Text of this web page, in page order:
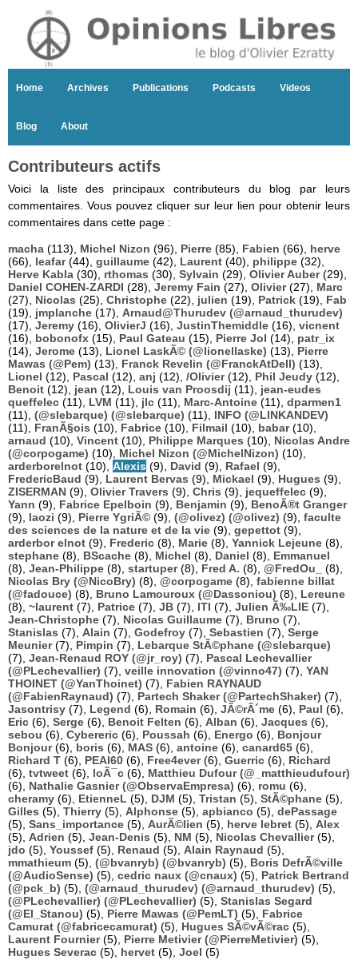
Home Archives Publications Podcasts Videos
Blog About
Contributeurs actifs
Voici la liste des principaux contributeurs du blog par leurs
commentaires. Vous pouvez cliquer sur leur lien pour obtenir leurs
commentaires dans cette page :
macha (113), Michel Nizon (96), Pierre (85), Fabien (66), herve
(66), leafar(44), guillaume (42), Laurent (40), philippe (32),
Herve Kabla (30), rthomas (30), Sylvain (29), Olivier Auber(29),
Daniel COHEN-ZARDI (28), Jeremy Fain (27), Olivier(27), Marc
(27), Nicolas (25), Christophe (22), julien (19), Patrick (19), Fab
(19), jmplanche (17), Arnaud@Thurudev (@arnaud_thurudev)
(17), Jeremy (16), OlivierJ (16), JustinThemiddle (16), vicnent
(16), bobonofx (15), Paul Gateau (15), Pierre Jol (14), patr_ix
(14), Jerome (13), Lionel LaskÃ© (@lionellaske) (13), Pierre
Mawas (@Pem) (13), Franck Revelin (@FranckAtDell) (13),
Lionel (12), Pascal (12), anj (12), /Olivier(12), Phil Jeudy (12),
Benoit (12), jean (12), Louis van Proosdij (11), jean-eudes
queffelec (11), LVM (11), jlc (11), Marc-Antoine (11), dparmen1
(11), (@slebarque) (@slebarque) (11), INFO (@LINKANDEV)
(11), FranÃ§ois (10), Fabrice (10), Filmail (10), babar(10),
arnaud (10), Vincent (10), Philippe Marques (10), Nicolas Andre
(@corpogame) (10), Michel Nizon (@MichelNizon) (10),
arderborelnot (10), Alexis (9), David (9), Rafael (9),
FredericBaud (9), Laurent Bervas (9), Mickael (9), Hugues (9),
ZISERMAN (9), Olivier Travers (9), Chris (9), jequeffelec (9),
Yann (9), Fabrice Epelboin (9), Benjamin (9), BenoÃ®t Granger
(9), laozi (9), Pierre YgriÃ© (9), (@olivez) (@olivez) (9), faculte
des sciences de la nature et de la vie (9), gepettot (9),
arderbor elnot (9), Frederic (8), Marie (8), Yannick Lejeune (8),
stephane (8), BScache (8), Michel (8), Daniel (8), Emmanuel
(8), Jean-Philippe (8), startuper(8), Fred A. (8), @FredOu_
(8),
Nicolas Bry (@NicoBry) (8), @corpogame (8), fabienne billat
(@fadouce) (8), Bruno Lamouroux (@Dassoniou) (8), Lereune
(8), ~laurent (7), Patrice (7), JB (7), ITI (7), Julien Ã‰LIE (7),
Jean-Christophe (7), Nicolas Guillaume (7), Bruno (7),
Stanislas (7), Alain (7), Godefroy (7), Sebastien (7), Serge
Meunier(7), Pimpin (7), Lebarque StÃ©phane (@slebarque)
(7), Jean-Renaud ROY (@jr_roy) (7), Pascal Lechevallier
(@PLechevallier) (7), veille innovation (@vinno47) (7), YAN
THOINET (@YanThoinet) (7), Fabien RAYNAUD
(@FabienRaynaud) (7), Partech Shaker (@PartechShaker) (7),
Jasontrisy (7), Legend (6), Romain (6), JÃ©rÃ´me (6), Paul (6),
Eric (6), Serge (6), Benoit Felten (6), Alban (6), Jacques (6),
sebou (6), Cybereric (6), Poussah (6), Energo (6), Bonjour
Bonjour(6), boris (6), MAS (6), antoine (6), canard65 (6),
Richard T (6), PEAI60 (6), Free4ever(6), Guerric (6), Richard
(6), tvtweet (6), loÃ¯c (6), Matthieu Dufour (@_matthieudufour)
(6), Nathalie Gasnier (@ObservaEmpresa) (6), romu (6),
cheramy (6), EtienneL (5), DJM (5), Tristan (5), StÃ©phane (5),
Gilles (5), Thierry (5), Alphonse (5), apbianco (5), dePassage
(5), Sans_importance (5), AurÃ©lien (5), herve lebret (5), Alex
(5), Adrien (5), Jean-Denis (5), NM (5), Nicolas Chevallier(5),
jdo (5), Youssef (5), Renaud (5), Alain Raynaud (5),
mmathieum (5), (@bvanryb) (@bvanryb) (5), Boris DefrÃ©ville
(@AudioSense) (5), cedric naux (@cnaux) (5), Patrick Bertrand
(@pck_b) (5), (@arnaud_thurudev) (@arnaud_thurudev) (5),
(@PLechevallier) (@PLechevallier) (5), Stanislas Segard
(@El_Stanou) (5), Pierre Mawas (@PemLT) (5), Fabrice
Camurat (@fabricecamurat) (5), Hugues SÃ©vÃ©rac (5),
Laurent Fournier(5), Pierre Metivier (@PierreMetivier) (5),
Hugues Severac (5), hervet (5), Joel (5)